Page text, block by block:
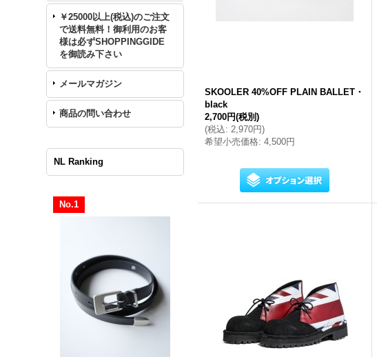
￥25000以上(税込)のご注文
で送料無料！御利用のお客
様は必ずSHOPPINGGIDE
を御読み下さい
メールマガジン
商品の問い合わせ
NL Ranking
No.1
SKOOLER 40%OFF PLAIN BALLET・
black
2,700円(税別)
(税込: 2,970円)
希望小売価格: 4,500円